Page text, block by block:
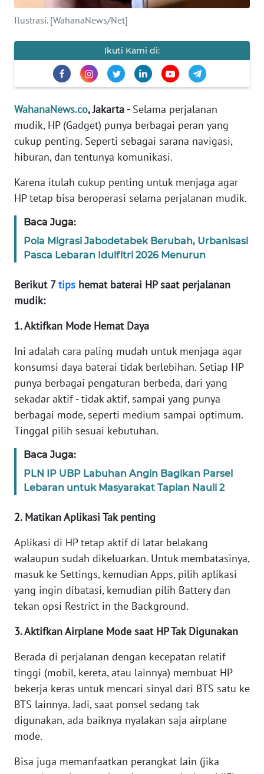
Ilustrasi. [WahanaNews/Net]
Ikuti Kami di:
WahanaNews.co, Jakarta -Selama perjalanan
mudik, HP (Gadget) punya berbagai peran yang
cukup penting. Seperti sebagai sarana navigasi,
hiburan, dan tentunya komunikasi.
Karena itulah cukup penting untuk menjaga agar
HP tetap bisa beroperasi selama perjalanan mudik.
Baca Juga:
Pola Migrasi Jabodetabek Berubah, Urbanisasi
Pasca Lebaran Idulfitri 2026 Menurun
Berikut 7tips hemat baterai HP saat perjalanan
mudik:
1. Aktifkan Mode Hemat Daya
Ini adalah cara paling mudah untuk menjaga agar
konsumsi daya baterai tidak berlebihan. Setiap HP
punya berbagai pengaturan berbeda, dari yang
sekadar aktif - tidak aktif, sampai yang punya
berbagai mode, seperti medium sampai optimum.
Tinggal pilih sesuai kebutuhan.
Baca Juga:
PLN IP UBP Labuhan Angin Bagikan Parsel
Lebaran untuk Masyarakat Tapian Nauli 2
2. Matikan Aplikasi Tak penting
Aplikasi di HP tetap aktif di latar belakang
walaupun sudah dikeluarkan. Untuk membatasinya,
masuk ke Settings, kemudian Apps, pilih aplikasi
yang ingin dibatasi, kemudian pilih Battery dan
tekan opsi Restrict in the Background.
3. Aktifkan Airplane Mode saat HP Tak Digunakan
Berada di perjalanan dengan kecepatan relatif
tinggi (mobil, kereta, atau lainnya) membuat HP
bekerja keras untuk mencari sinyal dari BTS satu ke
BTS lainnya. Jadi, saat ponsel sedang tak
digunakan, ada baiknya nyalakan saja airplane
mode.
Bisa juga memanfaatkan perangkat lain (jika
PENDIDIKAN
OLAHRAGA
EDITORIAL
Informasi
INDEKS
BERITA
KONTAK
KAMI
IKLAN
KAMI
PEDOMAN
MEDIA
SIBER
REDAKSI
DISCLAIMER
News
WN
SUMUT
WN
JAKARTA
JABAR
WN
BANTEN
WN